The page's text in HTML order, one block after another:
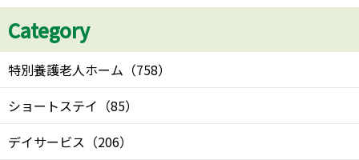
Category
特別養護老人ホーム （758）
ショートステイ （85）
デイサービス （206）